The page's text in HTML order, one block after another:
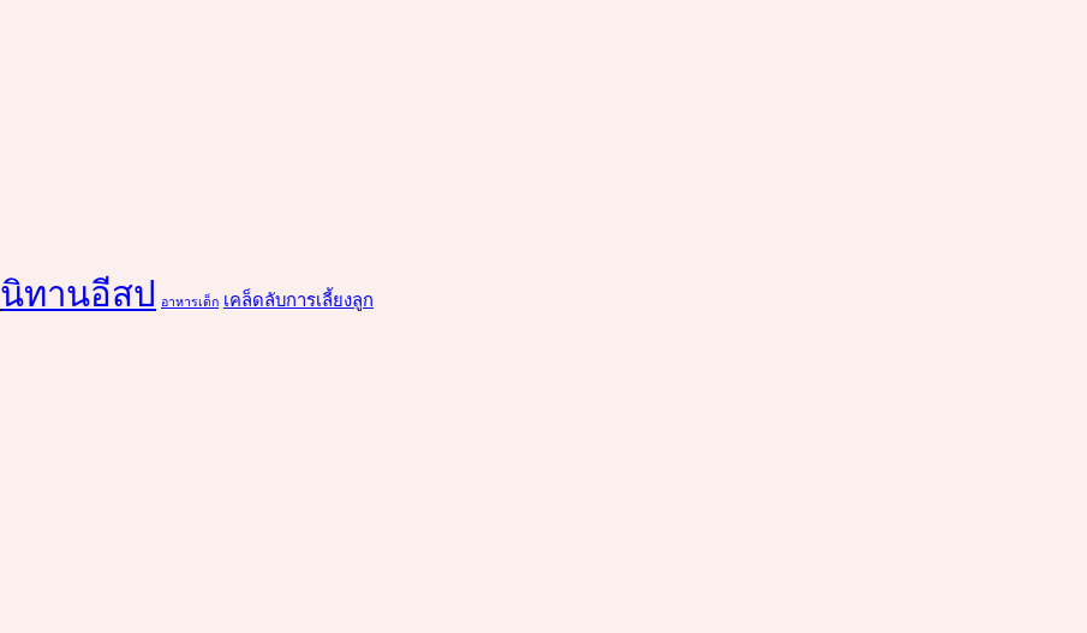
นิทานอีสป อาหารเด็ก เคล็ดลับการเลี้ยงลูก